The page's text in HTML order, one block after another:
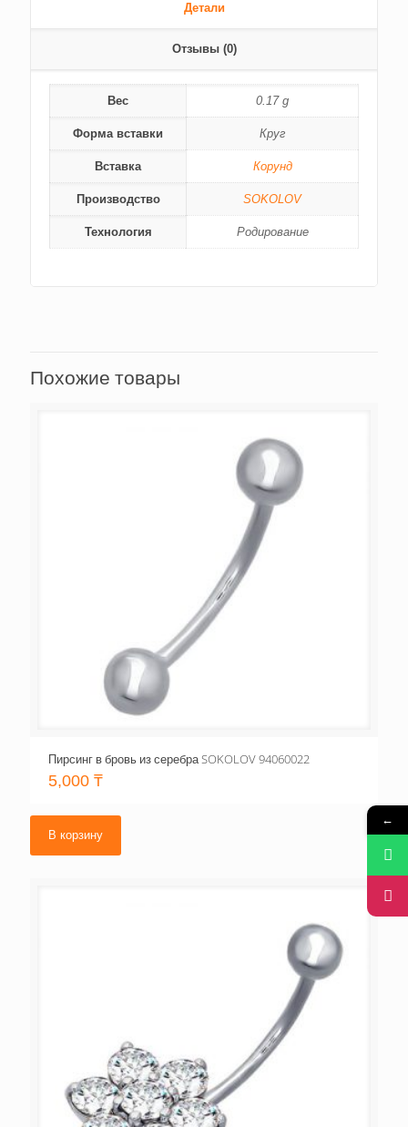
Детали
Отзывы (0)
Вес 0.17 g
Форма вставки Круг
Вставка Корунд
Производство SOKOLOV
Технология Родирование
Похожие товары
Пирсинг в бровь из серебра SOKOLOV 94060022
5,000 ₸
В корзину
←